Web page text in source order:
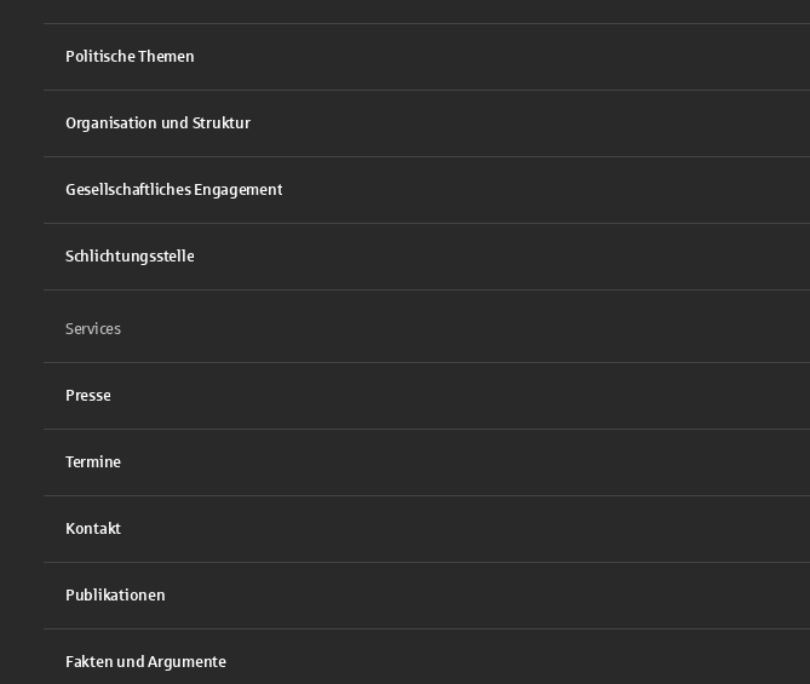
Politische Themen
Organisation und Struktur
Gesellschaftliches Engagement
Schlichtungsstelle
Services
Presse
Termine
Kontakt
Publikationen
Fakten und Argumente